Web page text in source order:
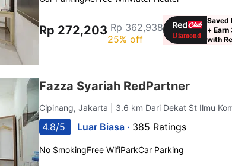
Rp 272,203 Rp 362,938
25% off
Saved
+
with
Fazza Syariah RedPartner
Cipinang, Jakarta | 3.6 km Dari Dekat St Ilmu
4.8/5 Luar Biasa · 385 Ratings
No SmokingFree WifiParkCar Parking